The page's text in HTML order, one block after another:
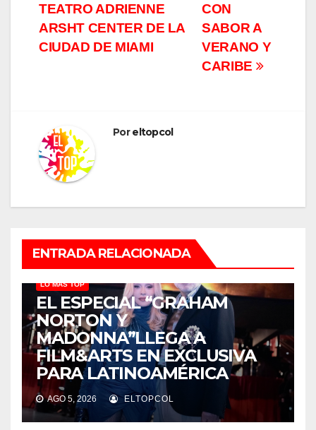
CON
SABOR A
VERANO Y
CARIBE
TEATRO ADRIENNE
ARSHT CENTER DE LA
CIUDAD DE MIAMI
Poreltopcol
ENTRADA RELACIONADA
LO MÁS TOP
EL ESPECIAL “GRAHAM
NORTON Y
MADONNA”LLEGA A
FILM&ARTS EN EXCLUSIVA
PARA LATINOAMÉRICA
AGO 5, 2026 ELTOPCOL